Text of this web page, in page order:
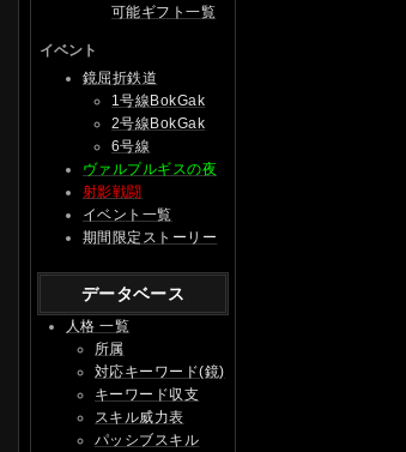
可能ギフト一覧
イベント
鏡屈折鉄道
1号線BokGak
2号線BokGak
6号線
ヴァルプルギスの夜
射影戦闘
イベント一覧
期間限定ストーリー
データベース
人格 一覧
所属
対応キーワード(鏡)
キーワード収支
スキル威力表
パッシブスキル